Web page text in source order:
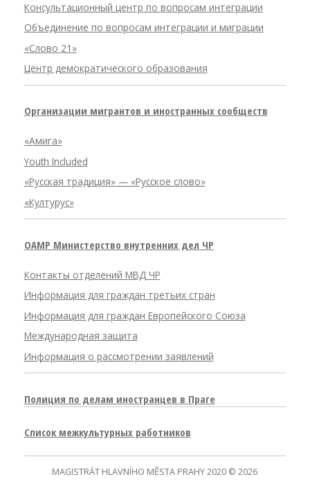
Консультационный центр по вопросам интеграции
Объединение по вопросам интеграции и миграции
«Слово 21»
Центр демократического образования
Организации мигрантов и иностранных сообществ
«Амига»
Youth Included
«Русская традиция» — «Русское слово»
«Културус»
OAMP Министерство внутренних дел ЧР
Контакты отделений МВД ЧР
Информация для граждан третьих стран
Информация для граждан Европейского Союза
Международная защита
Информация о рассмотрении заявлений
Полиция по делам иностранцев в Праге
Список межкультурных работников
MAGISTRÁT HLAVNÍHO MĚSTA PRAHY 2020 © 2026